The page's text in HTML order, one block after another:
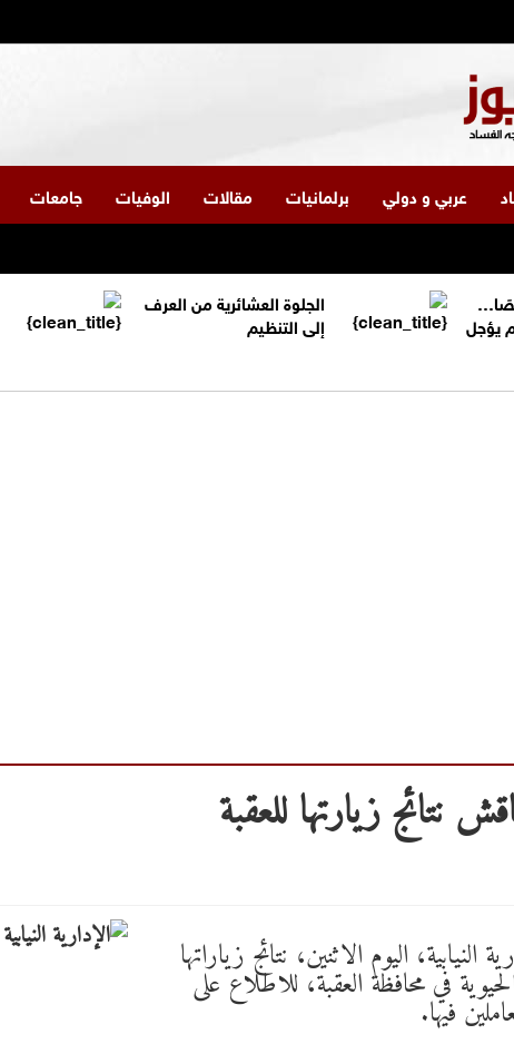
عربي و دولي برلمانيات مقالات الوفيات جامعات
يؤجل
الجلوة العشائرية من العرف
إلى التنظيم
نتائج زيارتها للعقبة
النيابية، اليوم الاثنين، نتائج زياراتها
في محافظة العقبة، للاطلاع على
فيها.